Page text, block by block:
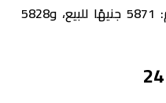
سجل سعر الذهب عيار 18 اليوم: 5871 جنيهًا للبيع، و5828